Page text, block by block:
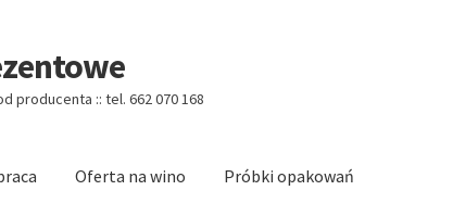
producenta :: tel. 662 070 168
Oferta na wino Próbki opakowań